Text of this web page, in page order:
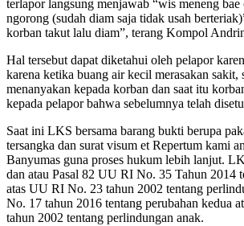
terlapor langsung menjawab “wis meneng
ngorong (sudah diam saja tidak usah
korban takut lalu diam”, terang Kompol
Hal tersebut dapat diketahui oleh pelapor
karena ketika buang air kecil merasakan sakit,
menanyakan kepada korban dan saat itu
kepada pelapor bahwa sebelumnya telah
Saat ini LKS bersama barang bukti berupa
tersangka dan surat visum et Repertum kami
Banyumas guna proses hukum lebih lanjut.
dan atau Pasal 82 UU RI No. 35 Tahun 2014
atas UU RI No. 23 tahun 2002 tentang
No. 17 tahun 2016 tentang perubahan kedua
tahun 2002 tentang perlindungan anak.